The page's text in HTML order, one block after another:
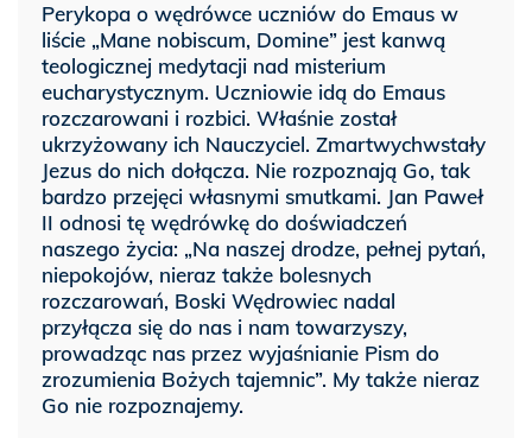
Perykopa o wędrówce uczniów do Emaus w
liście „Mane nobiscum, Domine” jest kanwą
teologicznej medytacji nad misterium
eucharystycznym. Uczniowie idą do Emaus
rozczarowani i rozbici. Właśnie został
ukrzyżowany ich Nauczyciel. Zmartwychwstały
Jezus do nich dołącza. Nie rozpoznają Go, tak
bardzo przejęci własnymi smutkami. Jan Paweł
II odnosi tę wędrówkę do doświadczeń
naszego życia: „Na naszej drodze, pełnej pytań,
niepokojów, nieraz także bolesnych
rozczarowań, Boski Wędrowiec nadal
przyłącza się do nas i nam towarzyszy,
prowadząc nas przez wyjaśnianie Pism do
zrozumienia Bożych tajemnic”. My także nieraz
Go nie rozpoznajemy.